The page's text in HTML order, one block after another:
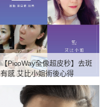
【PicoWay全像超皮秒】去斑
有感 艾比小姐術後心得